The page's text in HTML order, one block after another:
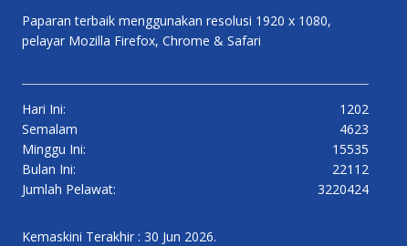
Paparan terbaik menggunakan resolusi 1920 x 1080,
pelayar Mozilla Firefox, Chrome & Safari
Hari Ini:
1202
Semalam
4623
Minggu Ini:
15535
Bulan Ini:
22112
Jumlah Pelawat:
3220424
Kemaskini Terakhir : 30 Jun 2026.